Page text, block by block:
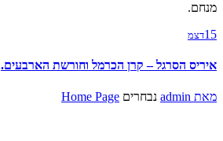
מנחם.
15דצמ
איריס הסרגל – קרן הכרמל וחורשת הארבעים.
מאת admin נבחרים Home Page